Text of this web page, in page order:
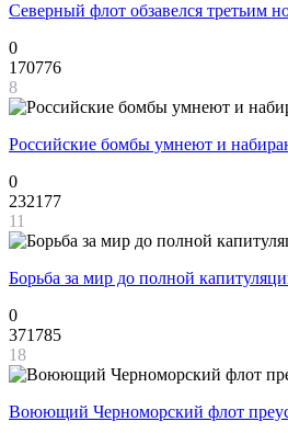
Северный флот обзавелся третьим
0
170776
8
Российские бомбы умнеют и
0
232177
11
Борьба за мир до полной
0
371785
18
Воюющий Черноморский флот